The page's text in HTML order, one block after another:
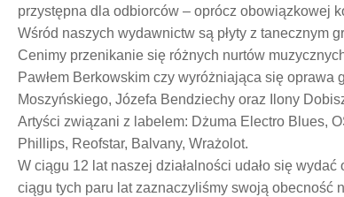
przystępna dla odbiorców – oprócz obowiązkowej
Wśród naszych wydawnictw są płyty z tanecznym
Cenimy przenikanie się różnych nurtów
Pawłem Berkowskim czy wyróżniająca się
Moszyńskiego, Józefa Bendziechy oraz Ilony
Artyści związani z labelem: Dżuma Electro Blues,
Phillips, Reofstar, Balvany, Wrażolot.
W ciągu 12 lat naszej działalności udało się
ciągu tych paru lat zaznaczyliśmy swoją obecność